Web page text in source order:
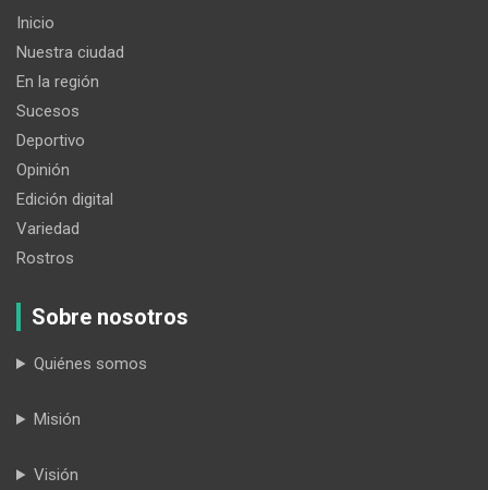
Inicio
Nuestra ciudad
En la región
Sucesos
Deportivo
Opinión
Edición digital
Variedad
Rostros
Sobre nosotros
Quiénes somos
Misión
Visión